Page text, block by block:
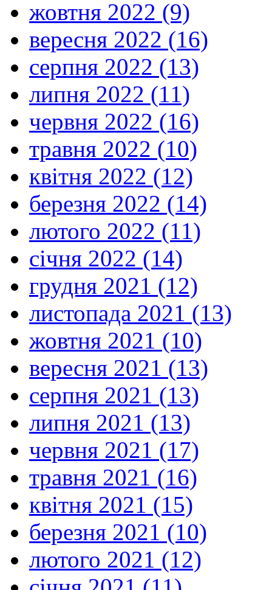
жовтня 2022 (9)
вересня 2022 (16)
серпня 2022 (13)
липня 2022 (11)
червня 2022 (16)
травня 2022 (10)
квітня 2022 (12)
березня 2022 (14)
лютого 2022 (11)
січня 2022 (14)
грудня 2021 (12)
листопада 2021 (13)
жовтня 2021 (10)
вересня 2021 (13)
серпня 2021 (13)
липня 2021 (13)
червня 2021 (17)
травня 2021 (16)
квітня 2021 (15)
березня 2021 (10)
лютого 2021 (12)